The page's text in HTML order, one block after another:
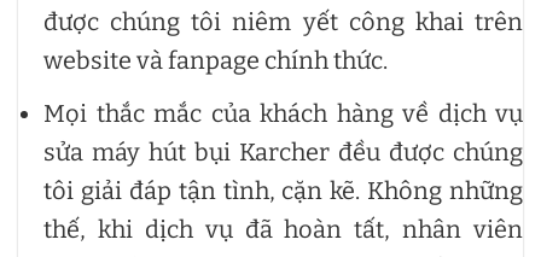
được chúng tôi niêm yết công khai trên
website và fanpage chính thức.
Mọi thắc mắc của khách hàng về dịch vụ
sửa máy hút bụi Karcher đều được chúng
tôi giải đáp tận tình, cặn kẽ. Không những
thế, khi dịch vụ đã hoàn tất, nhân viên